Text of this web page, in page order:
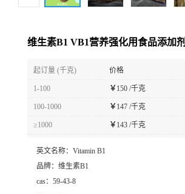
维生素B1 VB1营养强化用食品添加剂
起订量 (千克) 价格
1-100 ￥ 150 /千克
100-1000 ￥ 147 /千克
≥1000 ￥ 143 /千克
英文名称： Vitamin B1
品牌： 维生素B1
cas： 59-43-8